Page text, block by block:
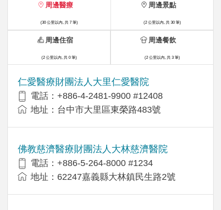
周邊醫療
(30 公里以內, 共 7 筆)
仁愛醫療財團法人大里仁愛醫院
電話：+886-4-2481-9900 #12408
地址：台中市大里區東榮路483號
佛教慈濟醫療財團法人大林慈濟醫院
電話：+886-5-264-8000 #1234
地址：62247嘉義縣大林鎮民生路2號
周邊景點
(2 公里以內, 共 30 筆)
周邊住宿
(2 公里以內, 共 0 筆)
周邊餐飲
(2 公里以內, 共 3 筆)